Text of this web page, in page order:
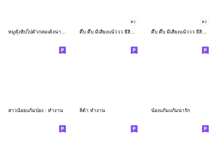
หมูดุ้งฮิปโปตัวกลมเด้งน่ารัก ดึ๊บ ดึ๊บ มีเสียงแน้ววว ยี่สิบเจ็ด ดึ๊บ ดึ๊บ มีเสียงแน้ววว ยี่สิบหก
สาวน้อยแก้มป่อง : ทำงาน ลิต้า ทำงาน น้องแก้มแก้มน่ารัก